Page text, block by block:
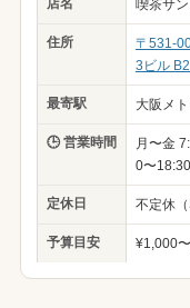
店名 喫茶サ
住所
〒531-
3ビル
最寄駅 大阪メ
🕒 営業時間
月〜金
0〜
定休日 不定休（
予算目安 ¥1,000